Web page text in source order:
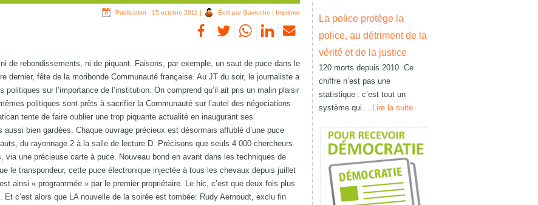
Publication : 15 octobre 2011 | Écrit par Gavroche | Imprimer
de rebondissements, ni de piquant. Faisons, par exemple, un saut de puce dans le
dernier, fête de la moribonde Communauté française. Au JT du soir, le journaliste a
politiques sur l’importance de l’institution. On comprend qu’il ait pris un malin plaisir
politiques sont prêts à sacrifier la Communauté sur l’autel des négociations
tente de faire oublier une trop piquante actualité en inaugurant ses
bien gardées. Chaque ouvrage précieux est désormais affublé d’une puce
du rayonnage 2 à la salle de lecture D. Précisons que seuls 4 000 chercheurs
une précieuse carte à puce. Nouveau bond en avant dans les techniques de
le transpondeur, cette puce électronique injectée à tous les chevaux depuis juillet
ainsi « programmée » par le premier propriétaire. Le hic, c’est que deux fois plus
c’est alors que LA nouvelle de la soirée est tombée: Rudy Aernoudt, exclu fin
La police protège la
police, au détriment de la
vérité et de la justice
120 morts depuis 2010. Ce
chiffre n’est pas une
statistique : c’est tout un
système qui… Lire la suite